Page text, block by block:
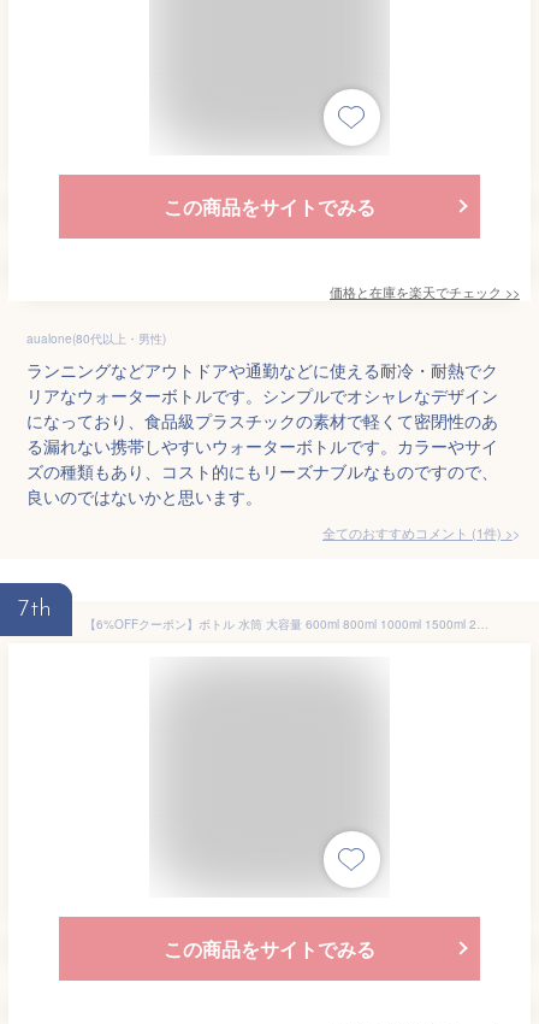
この商品をサイトでみる
価格と在庫を楽天でチェック >>
aualone(80代以上・男性)
ランニングなどアウトドアや通勤などに使える耐冷・耐熱でク
リアなウォーターボトルです。シンプルでオシャレなデザイン
になっており、食品級プラスチックの素材で軽くて密閉性のあ
る漏れない携帯しやすいウォーターボトルです。カラーやサイ
ズの種類もあり、コスト的にもリーズナブルなものですので、
良いのではないかと思います。
全てのおすすめコメント (1件) >
7th
【6%OFFクーポン】ボトル 水筒 大容量 600ml 800ml 1000ml 1500ml 2000ml 超軽量 漏れ防止 携帯便利 耐熱100℃熱湯対応 アウトドア スポーツ ウォーターボトル キャンプ ハイキング 登山用 キャリーハンドル付き 大人 子ども 男女兼用 使いやすさ 片手で開けられる
この商品をサイトでみる